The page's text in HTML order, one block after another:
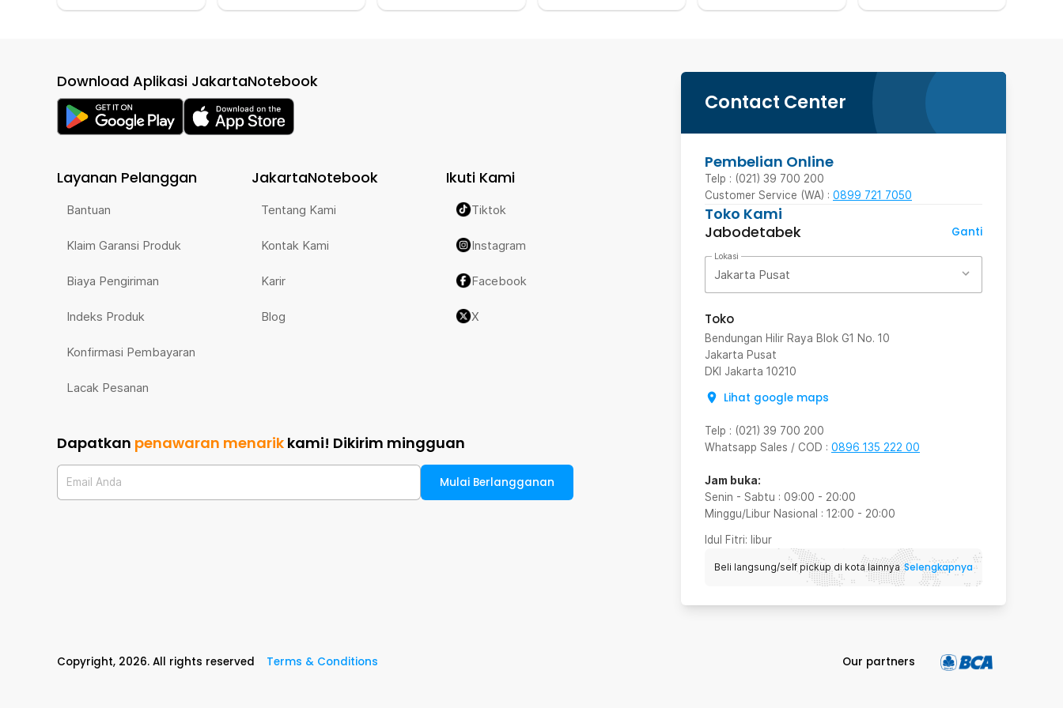
Contact Center
Pembelian Online
Telp : (021) 39 700 200
Customer Service (WA) : 0899 721 7050
Toko Kami
Jabodetabek
Ganti
Lokasi
Jakarta Pusat
Toko
Bendungan Hilir Raya Blok G1 No. 10
Jakarta Pusat
DKI Jakarta 10210
Lihat google maps
Telp : (021) 39 700 200
Whatsapp Sales / COD : 0896 135 222 00
Jam buka:
Senin - Sabtu : 09:00 - 20:00
Minggu/Libur Nasional : 12:00 - 20:00
Idul Fitri: libur
Beli langsung/self pickup di kota lainnya Selengkapnya
Download Aplikasi JakartaNotebook
Layanan Pelanggan
Bantuan
Klaim Garansi Produk
Biaya Pengiriman
Indeks Produk
Konfirmasi Pembayaran
Lacak Pesanan
JakartaNotebook
Tentang Kami
Kontak Kami
Karir
Blog
Ikuti Kami
Tiktok
Instagram
Facebook
X
Dapatkan penawaran menarik kami! Dikirim mingguan
Email Anda Mulai Berlangganan
Copyright, 2026. All rights reserved Terms & Conditions Our partners